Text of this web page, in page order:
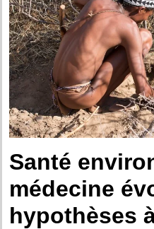
Santé
médecine
hypothèses